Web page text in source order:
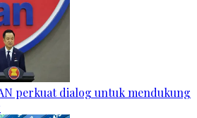
perkuat dialog untuk mendukung